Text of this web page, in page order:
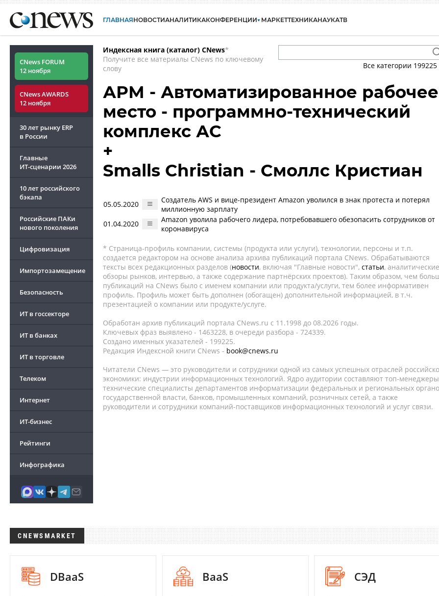
ГЛАВНАЯНОВОСТИАНАЛИТИКАКОНФЕРЕНЦИИ МАРКЕТТЕХНИКАНАУКАТВ
CNews FORUM
12 ноября
CNews AWARDS
12 ноября
30 лет рынку ERP
в России
Главные
ИТ-сценарии 2026
10 лет российского
бэкапа
Российские ПАКи
нового поколения
Цифровизация
Импортозамещение
Безопасность
ИТ в госсекторе
ИТ в банках
ИТ в торговле
Телеком
Интернет
ИТ-бизнес
Рейтинги
Инфографика
Индексная книга (каталог) CNews*
Получите все материалы CNews по ключевому
слову
Все категории 199225
АРМ - Автоматизированное рабочее
место - программно-технический
комплекс АС
+
Smalls Christian - Смоллс Кристиан
05.05.2020
Создатель AWS и вице-президент Amazon уволился в знак протеста и потерял
миллионную зарплату
01.04.2020
Amazon уволила рабочего лидера, потребовавшего обезопасить сотрудников от
коронавируса
* Страница-профиль компании, системы (продукта или услуги), технологии, персоны и т.п.
создается редактором на основе анализа архива публикаций портала CNews. Обрабатываются
тексты всех редакционных разделов (новости, включая "Главные новости", статьи, аналитические
обзоры рынков, интервью, а также содержание партнёрских проектов). Таким образом, чем
публикаций на CNews было с именем компании или продукта/услуги, тем более информативен
профиль. Профиль может быть дополнен (обогащен) дополнительной информацией, в т.ч.
презентацией о компании или продукте/услуге.
Обработан архив публикаций портала CNews.ru c 11.1998 до 08.2026 годы.
Ключевых фраз выявлено - 1463228, в очереди разбора - 724339.
Создано именных указателей - 199225.
Редакция Индексной книги CNews - book@cnews.ru
Читатели CNews — это руководители и сотрудники одной из самых успешных отраслей
экономики: индустрии информационных технологий. Ядро аудитории составляют топ-
технические специалисты департаментов информатизации федеральных и региональных
государственной власти, банков, промышленных компаний, розничных сетей, а также
руководители и сотрудники компаний-поставщиков информационных технологий и услуг связи.
CNEWSMARKET
DBaaS BaaS СЭД